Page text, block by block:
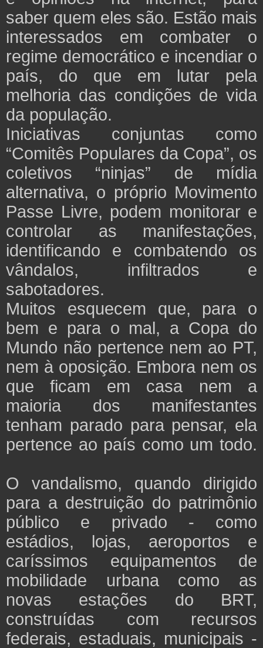
saber quem eles são. Estão mais
interessados em combater o
regime democrático e incendiar o
país, do que em lutar pela
melhoria das condições de vida
da população.
Iniciativas conjuntas como
“Comitês Populares da Copa”, os
coletivos “ninjas” de mídia
alternativa, o próprio Movimento
Passe Livre, podem monitorar e
controlar as manifestações,
identificando e combatendo os
vândalos, infiltrados e
sabotadores.
Muitos esquecem que, para o
bem e para o mal, a Copa do
Mundo não pertence nem ao PT,
nem à oposição. Embora nem os
que ficam em casa nem a
maioria dos manifestantes
tenham parado para pensar, ela
pertence ao país como um todo.
O vandalismo, quando dirigido
para a destruição do patrimônio
público e privado - como
estádios, lojas, aeroportos e
caríssimos equipamentos de
mobilidade urbana como as
novas estações do BRT,
construídas com recursos
federais, estaduais, municipais -